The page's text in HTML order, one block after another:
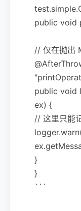
public void
// 仅在抛出
public void
ex) {
// 这里只能
}
}
```